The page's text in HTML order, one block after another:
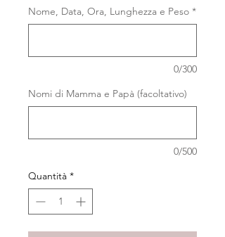
Nome, Data, Ora, Lunghezza e Peso *
0/300
Nomi di Mamma e Papà (facoltativo)
0/500
Quantità *